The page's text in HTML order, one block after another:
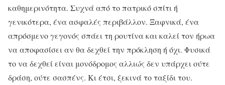
καθημερινότητα. Συχνά από το πατρικό σπίτι ή
γενικότερα, ένα ασφαλές περιβάλλον. Ξαφνικά, ένα
απρόσμενο γεγονός σπάει τη ρουτίνα και καλεί τον ήρωα
να αποφασίσει αν θα δεχθεί την πρόκληση ή όχι. Φυσικά
το να δεχθεί είναι μονόδρομος αλλιώς δεν υπάρχει ούτε
δράση, ούτε σασπένς. Κι έτσι, ξεκινά το ταξίδι του.